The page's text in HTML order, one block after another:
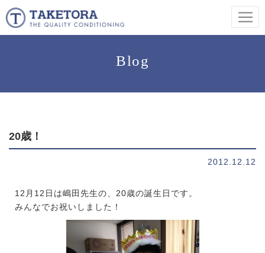
Blog
20歳！
2012.12.12
12月12日は嶋田先生の、20歳の誕生日です。
みんなでお祝いしました！